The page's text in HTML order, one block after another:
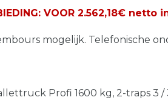
VOOR 2.562,18€
mogelijk. Telefonische
Profi 1600 kg, 2-traps 3 /